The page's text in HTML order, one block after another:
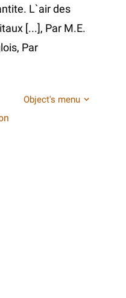
L`air des
[...], Par M.E.
Par
Object's menu